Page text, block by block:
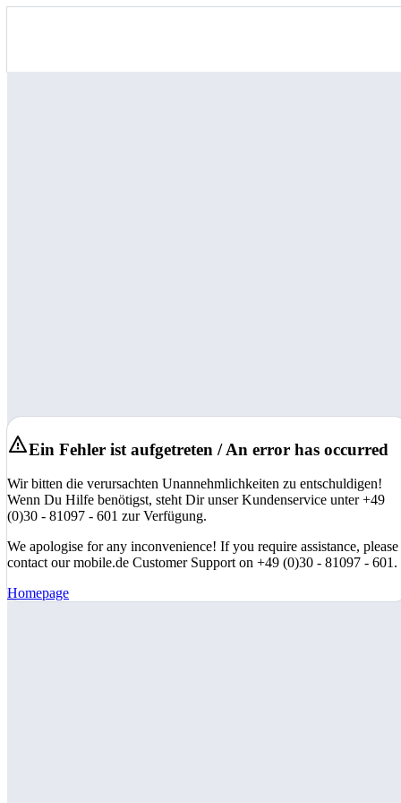
Ein Fehler ist aufgetreten / An error has occurred
Wir bitten die verursachten Unannehmlichkeiten zu entschuldigen!
Wenn Du Hilfe benötigst, steht Dir unser Kundenservice unter +49
(0)30 - 81097 - 601 zur Verfügung.
We apologise for any inconvenience! If you require assistance, please
contact our mobile.de Customer Support on +49 (0)30 - 81097 - 601.
Homepage